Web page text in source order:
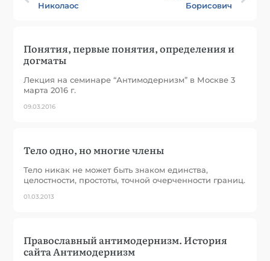
Николаос
Борисович
Понятия, первые понятия, определения и
догматы
Лекция на семинаре “Антимодернизм” в Москве 3
марта 2016 г.
09.03.2016
Тело одно, но многие члены
Тело никак не может быть знаком единства,
целостности, простоты, точной очерченности границ.
01.03.2013
Православный антимодернизм. История
сайта Антимодернизм